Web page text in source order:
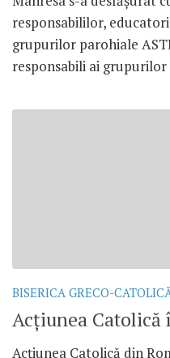
responsabililor,
grupurilor parohiale
responsabili ai
BISERICA GRECO-
Acţiunea Catolică
Acţiunea Catolică din